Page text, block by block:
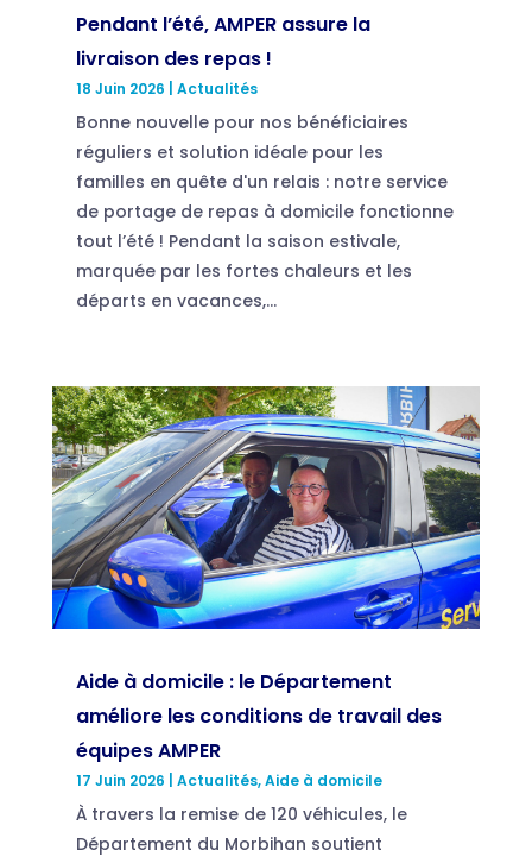
Pendant l’été, AMPER assure la
livraison des repas !
18 Juin 2026 Actualités
Bonne nouvelle pour nos bénéficiaires
réguliers et solution idéale pour les
familles en quête d'un relais : notre service
de portage de repas à domicile fonctionne
tout l’été ! Pendant la saison estivale,
marquée par les fortes chaleurs et les
départs en vacances,...
Aide à domicile : le Département
améliore les conditions de travail des
équipes AMPER
17 Juin 2026 Actualités,Aide à domicile
À travers la remise de 120 véhicules, le
Département du Morbihan soutient